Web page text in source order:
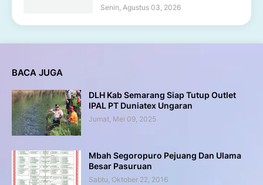
Senin, Agustus 03, 2026
BACA JUGA
DLH Kab Semarang Siap Tutup Outlet
IPAL PT Duniatex Ungaran
Jumat, Mei 09, 2025
Mbah Segoropuro Pejuang Dan Ulama
Besar Pasuruan
Sabtu, Oktober 22, 2016